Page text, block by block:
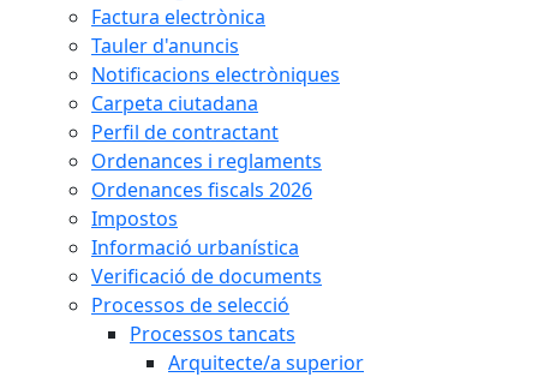
Factura electrònica
Tauler d'anuncis
Notificacions electròniques
Carpeta ciutadana
Perfil de contractant
Ordenances i reglaments
Ordenances fiscals 2026
Impostos
Informació urbanística
Verificació de documents
Processos de selecció
Processos tancats
Arquitecte/a superior